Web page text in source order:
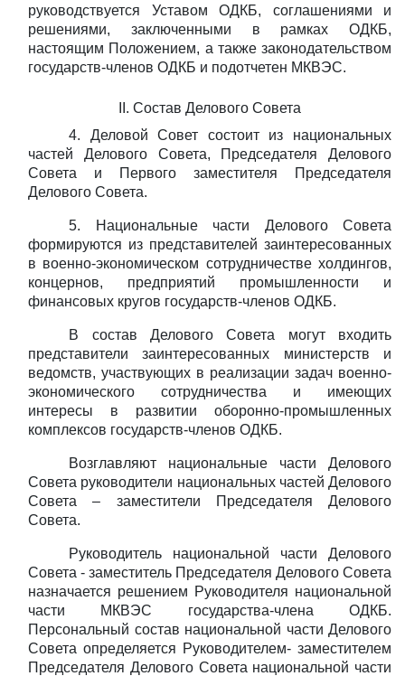
руководствуется Уставом ОДКБ, соглашениями и
решениями, заключенными в рамках ОДКБ,
настоящим Положением, а также законодательством
государств-членов ОДКБ и подотчетен МКВЭС.
II. Состав Делового Совета
4.
Деловой Совет состоит из национальных
частей Делового Совета, Председателя Делового
Совета и Первого заместителя Председателя
Делового Совета.
5.
Национальные части Делового Совета
формируются из представителей заинтересованных
в военно-экономическом сотрудничестве холдингов,
концернов, предприятий промышленности и
финансовых кругов государств-членов ОДКБ.
В состав Делового Совета могут входить
представители заинтересованных министерств и
ведомств, участвующих в реализации задач военно-
экономического сотрудничества и имеющих
интересы в развитии оборонно-промышленных
комплексов государств-членов ОДКБ.
Возглавляют национальные части Делового
Совета руководители национальных частей Делового
Совета – заместители Председателя Делового
Совета.
Руководитель национальной части Делового
Совета - заместитель Председателя Делового Совета
назначается решением Руководителя национальной
части МКВЭС государства-члена ОДКБ.
Персональный состав национальной части Делового
Совета определяется Руководителем- заместителем
Председателя Делового Совета национальной части